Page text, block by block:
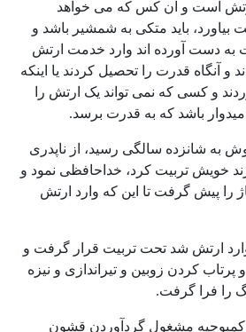
است و آن کس که می خواهد
باید متکی به شمشیر باشد و
به دست آورده اند وارد خدمت ارتش
آنگاه قدرت را تحصیل کردند یا اینکه
و کسی که نمی تواند یک ارتش را
باشد که به قدرت برسد.
به شانزده سالگی رسید، از ناپدری
خویش تربیت کرد، خداحافظی نمود و
را پیش گرفت تا این که وارد ارتش
ارتش شد تحت تربیت قرار گرفت و
کردن زوبین و تیراندازی و نیزه
را فرا گرفت.
کمبوجیه مشغول گردآوردن قشون